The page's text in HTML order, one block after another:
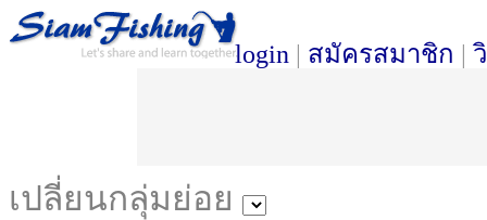
login | สมัครสมาชิก |
เปลี่ยนกลุ่มย่อย